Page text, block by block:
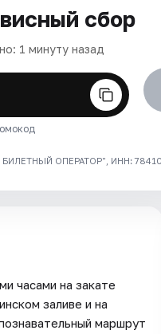
сбор
1 минуту назад
ОПЕРАТОР", ИНН:
часами на закате
заливе и на
маршрут